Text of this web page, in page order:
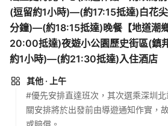
(逗留約1小時)—(約17:15抵達)白花
分鐘)—(約18:15抵達)晚餐【地道潮
20:00抵達)夜遊小公園歷史街區(鎮
約1小時)—(約21:30抵達)入住酒店
其他 · 上午
#優先安排直達班次，其次選乘深圳
關安排將於出發前由導遊通知作實，
或賠償。